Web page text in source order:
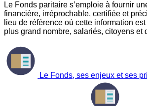
Le Fonds paritaire s’emploie à fournir
financière, irréprochable, certifiée et
lieu de référence où cette information
plus grand nombre, salariés, citoyens et
Le Fonds, ses enjeux et ses